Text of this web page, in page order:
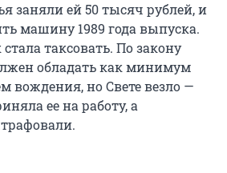
заняли ей 50 тысяч рублей, и
машину 1989 года выпуска.
таксовать. По закону
обладать как минимум
вождения, но Свете везло —
ее на работу, а